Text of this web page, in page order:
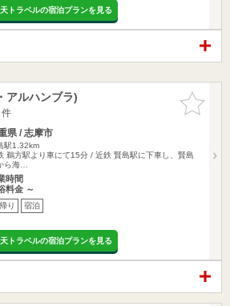
トラベルの宿泊プランを見る
お気に入
りに追加
アルハンブラ)
県 / 志摩市
駅1.32km
鵜方駅より車にて15分 / 近鉄 賢島駅に下車し、賢島
ら海…
時間
料金 ～
り 宿泊
トラベルの宿泊プランを見る